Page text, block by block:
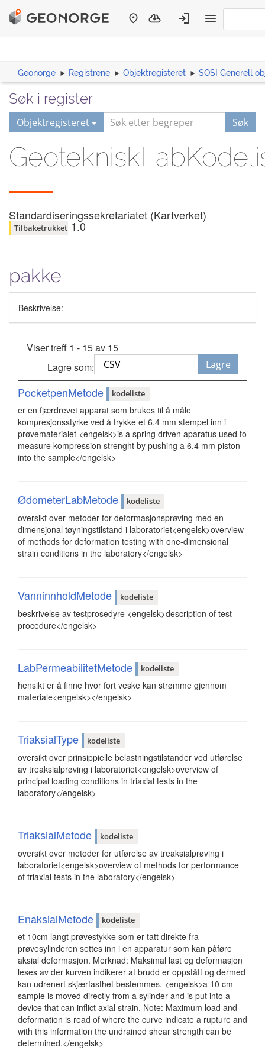
Geonorge Registrene Objektregisteret SOSI Generell
Søk i register
Objektregisteret Søk
Standardiseringssekretariatet (Kartverket)
Tilbaketrukket 1.0
pakke
Beskrivelse:
Viser treff 1 - 15 av 15
Lagre som:
Lagre
PocketpenMetode kodeliste
er en fjærdrevet apparat som brukes til å måle
kompresjonsstyrke ved å trykke et 6.4 mm stempel inn i
prøvematerialet <engelsk>is a spring driven aparatus used to
measure kompression strenght by pushing a 6.4 mm piston
into the sample</engelsk>
ØdometerLabMetode kodeliste
oversikt over metoder for deformasjonsprøving med en-
dimensjonal tøyningstilstand i laboratoriet<engelsk>overview
of methods for deformation testing with one-dimensional
strain conditions in the laboratory</engelsk>
VanninnholdMetode kodeliste
beskrivelse av testprosedyre <engelsk>description of test
procedure</engelsk>
LabPermeabilitetMetode kodeliste
hensikt er å finne hvor fort veske kan strømme gjennom
materiale<engelsk></engelsk>
TriaksialType kodeliste
oversikt over prinsippielle belastningstilstander ved utførelse
av treaksialprøving i laboratoriet<engelsk>overview of
principal loading conditions in triaxial tests in the
laboratory</engelsk>
TriaksialMetode kodeliste
oversikt over metoder for utførelse av treaksialprøving i
laboratoriet<engelsk>overview of methods for performance
of triaxial tests in the laboratory</engelsk>
EnaksialMetode kodeliste
et 10cm langt prøvestykke som er tatt direkte fra
prøvesylinderen settes inn i en apparatur som kan påføre
aksial deformasjon. Merknad: Maksimal last og deformasjon
leses av der kurven indikerer at brudd er oppstått og dermed
kan udrenert skjærfasthet bestemmes. <engelsk>a 10 cm
sample is moved directly from a sylinder and is put into a
device that can inflict axial strain. Note: Maximum load and
deformation is read of where the curve indicate a rupture and
with this information the undrained shear strength can be
determined.</engelsk>